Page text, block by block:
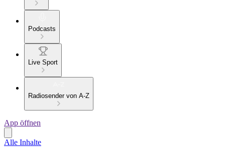
Podcasts
Live Sport
Radiosender von A-Z
App öffnen
Alle Inhalte